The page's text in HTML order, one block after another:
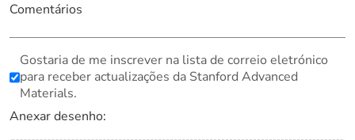
Comentários
Gostaria de me inscrever na lista de correio eletrónico
para receber actualizações da Stanford Advanced
Materials.
Anexar desenho: